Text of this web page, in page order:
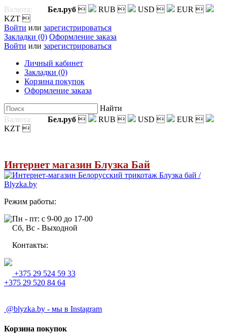
Валюта: Бел.руб  RUB  USD  EUR 
KZT 
Войти или зарегистрироваться
Закладки (0) Оформление заказа
Войти или зарегистрироваться
Личный кабинет
Закладки (0)
Корзина покупок
Оформление заказа
Найти
Валюта:
Бел.руб  RUB  USD  EUR 
KZT 
Интернет магазин Блузка Бай
Режим работы:
Пн - пт: с 9-00 до 17-00
Сб, Вс - Выходной
Контакты:
+375 29 524 59 33
+375 29 520 84 64
@blyzka.by - мы в Instagram
Корзина покупок